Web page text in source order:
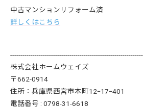
中古マンションリフォーム済
詳しくはこちら
株式会社ホームウェイズ
〒662-0914
住所：兵庫県西宮市本町12ｰ17ｰ401
電話番号 : 0798-31-6618